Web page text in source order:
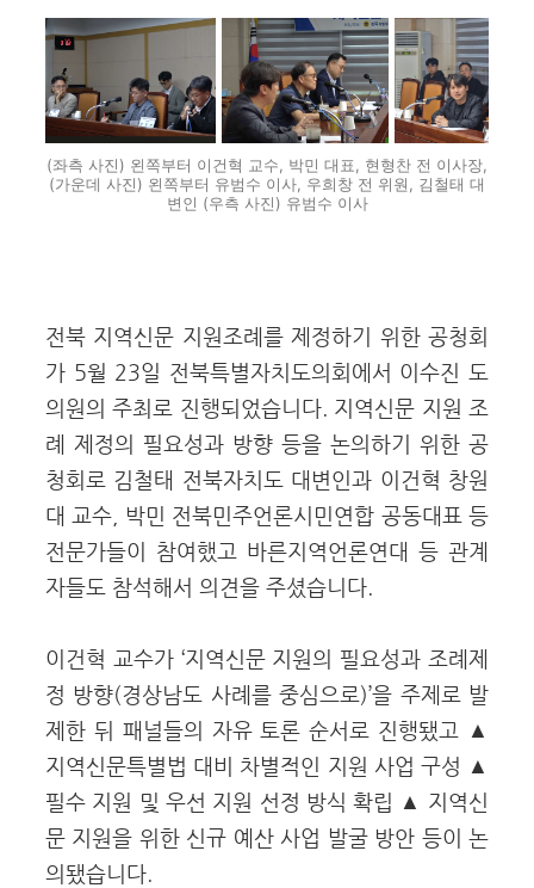
(좌측 사진) 왼쪽부터 이건혁 교수, 박민 대표, 현형찬 전 이사장,
(가운데 사진) 왼쪽부터 유범수 이사, 우희창 전 위원, 김철태 대
변인 (우측 사진) 유범수 이사
전북 지역신문 지원조례를 제정하기 위한 공청회
가 5월 23일 전북특별자치도의회에서 이수진 도
의원의 주최로 진행되었습니다. 지역신문 지원 조
례 제정의 필요성과 방향 등을 논의하기 위한 공
청회로 김철태 전북자치도 대변인과 이건혁 창원
대 교수, 박민 전북민주언론시민연합 공동대표 등
전문가들이 참여했고 바른지역언론연대 등 관계
자들도 참석해서 의견을 주셨습니다.
이건혁 교수가 ‘지역신문 지원의 필요성과 조례제
정 방향(경상남도 사례를 중심으로)’을 주제로 발
제한 뒤 패널들의 자유 토론 순서로 진행됐고 ▲
지역신문특별법 대비 차별적인 지원 사업 구성 ▲
필수 지원 및 우선 지원 선정 방식 확립 ▲ 지역신
문 지원을 위한 신규 예산 사업 발굴 방안 등이 논
의됐습니다.